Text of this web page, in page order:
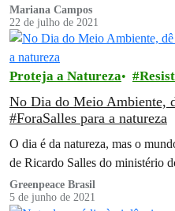
Mariana Campos
22 de julho de 2021
Proteja a Natureza
No Dia do Meio Ambiente,
#ForaSalles para a natureza
O dia é da natureza, mas o
de Ricardo Salles do ministério
Greenpeace Brasil
5 de junho de 2021